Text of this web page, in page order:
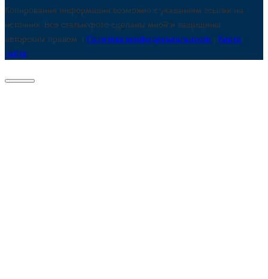
Копирование информации возможно с указанием ссылки на
источник. Все статьи/фото сделаны мной и защищены
авторским правом. | Политика конфиденциальности | Карта
сайта